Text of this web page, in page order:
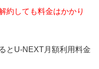
約しても料金はかかり
とU-NEXT月額利用料金